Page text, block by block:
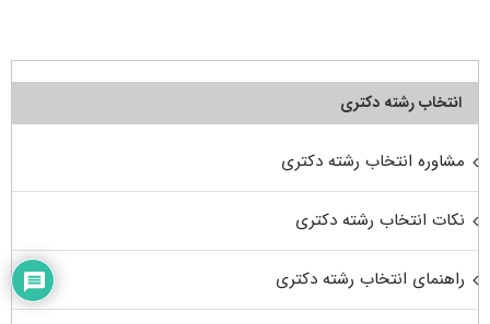
انتخاب رشته دکتری
مشاوره انتخاب رشته دکتری
نکات انتخاب رشته دکتری
راهنمای انتخاب رشته دکتری